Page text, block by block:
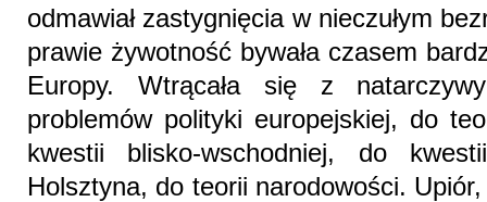
odmawiał zastygnięcia w nieczułym
prawie żywotność bywała czasem
Europy. Wtrącała się z
problemów polityki europejskiej, do
kwestii blisko-wschodniej, do
Holsztyna, do teorii narodowości.